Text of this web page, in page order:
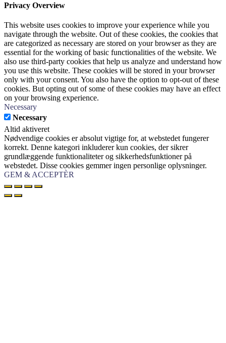
Privacy Overview
This website uses cookies to improve your experience while you
navigate through the website. Out of these cookies, the cookies that
are categorized as necessary are stored on your browser as they are
essential for the working of basic functionalities of the website. We
also use third-party cookies that help us analyze and understand how
you use this website. These cookies will be stored in your browser
only with your consent. You also have the option to opt-out of these
cookies. But opting out of some of these cookies may have an effect
on your browsing experience.
Necessary
Necessary
Altid aktiveret
Nødvendige cookies er absolut vigtige for, at webstedet fungerer
korrekt. Denne kategori inkluderer kun cookies, der sikrer
grundlæggende funktionaliteter og sikkerhedsfunktioner på
webstedet. Disse cookies gemmer ingen personlige oplysninger.
GEM & ACCEPTÈR